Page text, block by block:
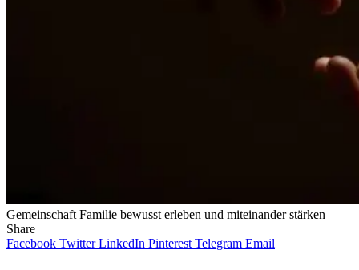
Gemeinschaft Familie bewusst erleben und miteinander stärken
Share
Facebook Twitter LinkedIn Pinterest Telegram Email